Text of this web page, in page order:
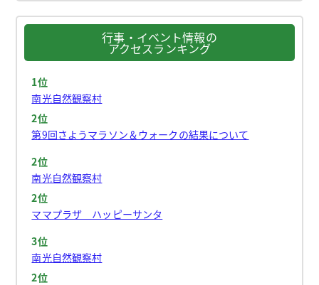
行事・イベント情報の
アクセスランキング
1位
南光自然観察村
2位
第9回さようマラソン＆ウォークの結果について
2位
南光自然観察村
2位
ママプラザ ハッピーサンタ
3位
南光自然観察村
2位